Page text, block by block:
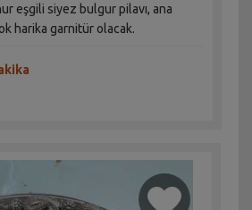
eşgili siyez bulgur pilavı, ana
harika garnitür olacak.